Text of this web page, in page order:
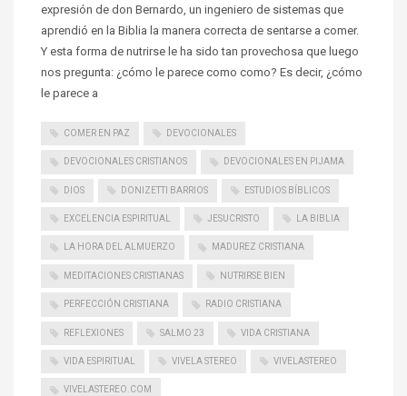
expresión de don Bernardo, un ingeniero de sistemas que
aprendió en la Biblia la manera correcta de sentarse a comer.
Y esta forma de nutrirse le ha sido tan provechosa que luego
nos pregunta: ¿cómo le parece como como? Es decir, ¿cómo
le parece a
COMER EN PAZ DEVOCIONALES
DEVOCIONALES CRISTIANOS DEVOCIONALES EN PIJAMA
DIOS DONIZETTI BARRIOS ESTUDIOS BÍBLICOS
EXCELENCIA ESPIRITUAL JESUCRISTO LA BIBLIA
LA HORA DEL ALMUERZO MADUREZ CRISTIANA
MEDITACIONES CRISTIANAS NUTRIRSE BIEN
PERFECCIÓN CRISTIANA RADIO CRISTIANA
REFLEXIONES SALMO 23 VIDA CRISTIANA
VIDA ESPIRITUAL VIVELA STEREO VIVELASTEREO
VIVELASTEREO.COM